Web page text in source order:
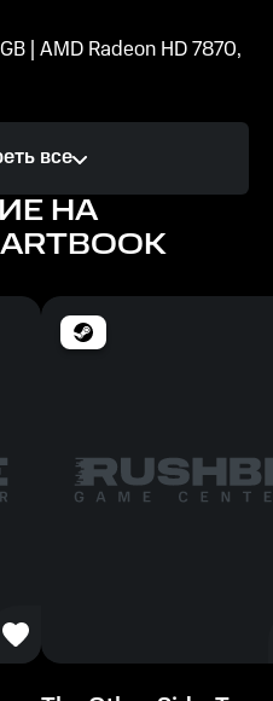
| AMD Radeon HD 7870,
6300
| AMD Radeon HD 7770, 1
все
НА